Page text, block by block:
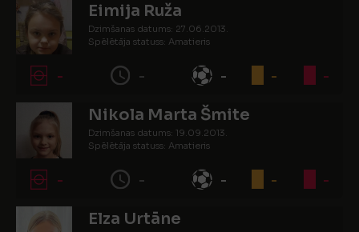
Eimija Ruža
Dzimšanas datums: 27.06.2013.
Spēlētāja statuss: Amatieris
- - - - -
Nikola Marta Šmite
Dzimšanas datums: 19.09.2013.
Spēlētāja statuss: Amatieris
- - - - -
Elza Urtāne